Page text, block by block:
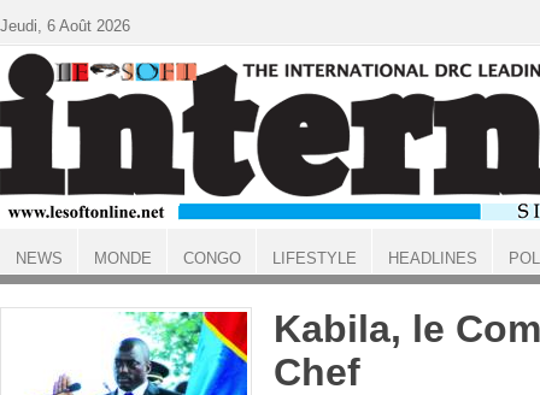
ACCUEIL
Kabila, le
Chef
Jeudi, 6 Août 2026
NEWS MONDE CONGO LIFESTYLE HEADLINES